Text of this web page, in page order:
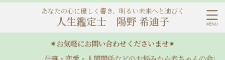
あなたの心に優しく響き、明るい未来へと迪びく
人生鑑定士 陽野 希迪子
✴︎お気軽にお問い合わせくださいませ✴︎